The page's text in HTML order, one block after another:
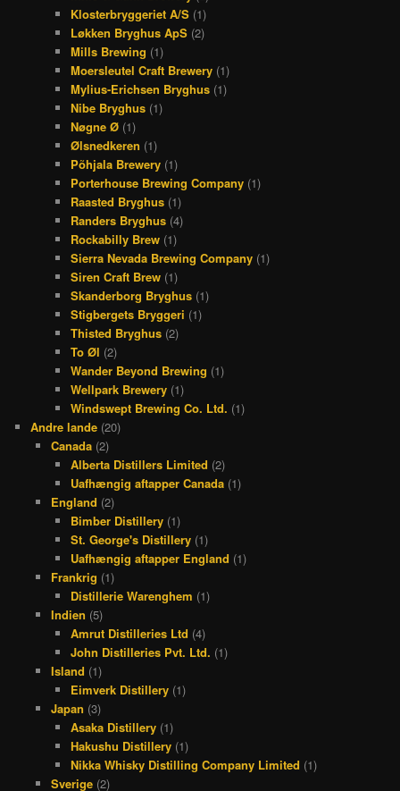
Klosterbryggeriet A/S (1)
Løkken Bryghus ApS (2)
Mills Brewing (1)
Moersleutel Craft Brewery (1)
Mylius-Erichsen Bryghus (1)
Nibe Bryghus (1)
Nøgne Ø (1)
Ølsnedkeren (1)
Põhjala Brewery (1)
Porterhouse Brewing Company (1)
Raasted Bryghus (1)
Randers Bryghus (4)
Rockabilly Brew (1)
Sierra Nevada Brewing Company (1)
Siren Craft Brew (1)
Skanderborg Bryghus (1)
Stigbergets Bryggeri (1)
Thisted Bryghus (2)
To Øl (2)
Wander Beyond Brewing (1)
Wellpark Brewery (1)
Windswept Brewing Co. Ltd. (1)
Andre lande (20)
Canada(2)
Alberta Distillers Limited (2)
Uafhængig aftapper Canada (1)
England (2)
Bimber Distillery (1)
St. George's Distillery (1)
Uafhængig aftapper England (1)
Frankrig (1)
Distillerie Warenghem (1)
Indien (5)
Amrut Distilleries Ltd (4)
John Distilleries Pvt. Ltd. (1)
Island (1)
Eimverk Distillery (1)
Japan (3)
Asaka Distillery (1)
Hakushu Distillery (1)
Nikka Whisky Distilling Company Limited (1)
Sverige(2)